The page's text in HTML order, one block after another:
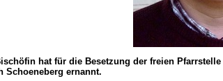
hat für die Besetzung der freien
Schoeneberg ernannt.